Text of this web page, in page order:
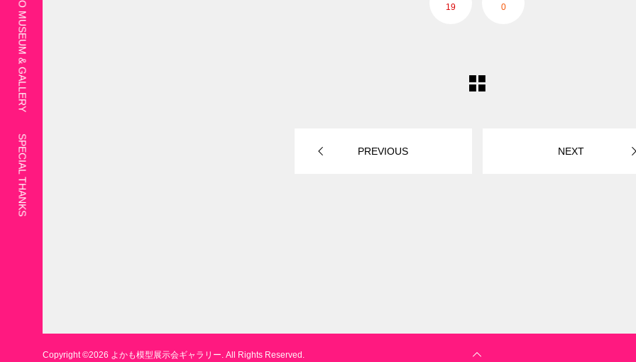
SPECIAL THANKS
19 0
PREVIOUS NEXT
Copyright ©2026 よかも模型展示会ギャラリー. All Rights Reserved.